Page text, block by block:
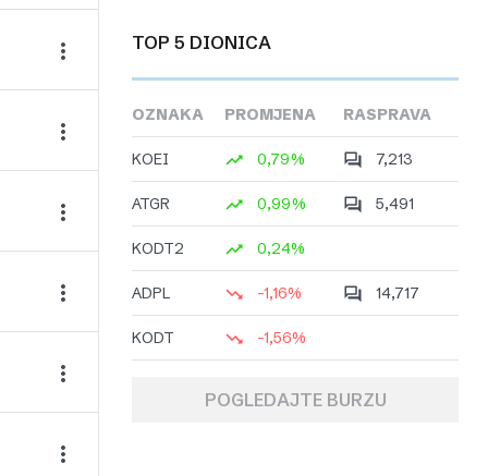
TOP 5 DIONICA
OZNAKA PROMJENA RASPRAVA
KOEI 0,79% 7,213
ATGR 0,99% 5,491
KODT2 0,24%
ADPL -1,16% 14,717
KODT -1,56%
POGLEDAJTE BURZU